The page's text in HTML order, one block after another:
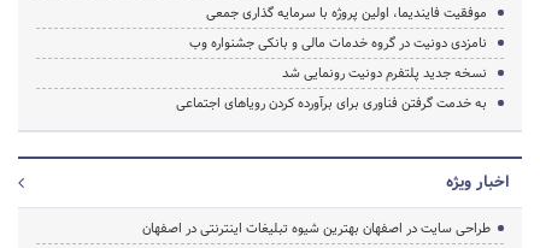
موفقیت فایندیما، اولین پروژه با سرمایه گذاری جمعی
نامزدی دونیت در گروه خدمات مالی و بانکی جشنواره وب
نسخه جدید پلتفرم دونیت رونمایی شد
به خدمت گرفتن فناوری برای برآورده کردن رویاهای اجتماعی
اخبار ویژه
طراحی سایت در اصفهان بهترین شیوه تبلیغات اینترنتی در اصفهان